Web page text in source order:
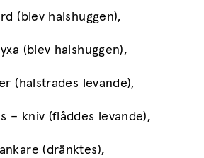
(blev halshuggen),
(blev halshuggen),
(halstrades levande),
– kniv (flåddes levande),
(dränktes),